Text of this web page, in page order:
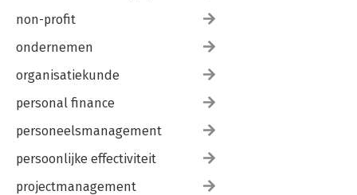
non-profit
ondernemen
organisatiekunde
personal finance
personeelsmanagement
persoonlijke effectiviteit
projectmanagement